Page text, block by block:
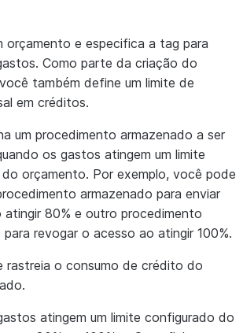
orçamento e especifica a tag para
Como parte da criação do
também define um limite de
em créditos.
um procedimento armazenado a ser
os gastos atingem um limite
orçamento. Por exemplo, você pode
armazenado para enviar
atingir 80% e outro procedimento
para revogar o acesso ao atingir 100%.
rastreia o consumo de crédito do
atingem um limite configurado do